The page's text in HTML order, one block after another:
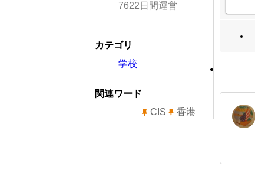
7622日間運営
カテゴリ
学校
関連ワード
CIS
香港